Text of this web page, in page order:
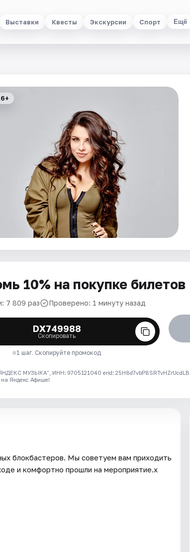
Выставки Квесты Экскурсии Спорт Ещё
10% на покупке билетов
7 809 раз Проверено: 1 минуту назад
DX749988
Скопировать
1 шаг. Скопируйте промокод
МУЗЫКА", ИНН: 9705121040 erid: 25H8d7vbP8SRTvHZrUcdLB
на Яндекс Афише!
блокбастеров. Мы советуем вам приходить
и комфортно прошли на мероприятие.x